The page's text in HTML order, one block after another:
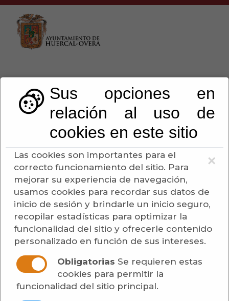
×
Sus opciones en
relación al uso de
cookies en este sitio
Las cookies son importantes para el
correcto funcionamiento del sitio. Para
mejorar su experiencia de navegación,
usamos cookies para recordar sus datos de
inicio de sesión y brindarle un inicio seguro,
recopilar estadísticas para optimizar la
funcionalidad del sitio y ofrecerle contenido
personalizado en función de sus intereses.
Obligatorias Se requieren estas
cookies para permitir la
funcionalidad del sitio principal.
Industria
Escuchar
Aceites
Carpinterias Metálicas
Fabricación de Cemento
Prendas de Vestir y sus
Complementos